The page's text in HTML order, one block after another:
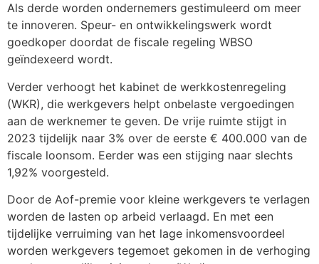
Als derde worden ondernemers gestimuleerd om meer
te innoveren. Speur- en ontwikkelingswerk wordt
goedkoper doordat de fiscale regeling WBSO
geïndexeerd wordt.
Verder verhoogt het kabinet de werkkostenregeling
(WKR), die werkgevers helpt onbelaste vergoedingen
aan de werknemer te geven. De vrije ruimte stijgt in
2023 tijdelijk naar 3% over de eerste € 400.000 van de
fiscale loonsom. Eerder was een stijging naar slechts
1,92% voorgesteld.
Door de Aof-premie voor kleine werkgevers te verlagen
worden de lasten op arbeid verlaagd. En met een
tijdelijke verruiming van het lage inkomensvoordeel
worden werkgevers tegemoet gekomen in de verhoging